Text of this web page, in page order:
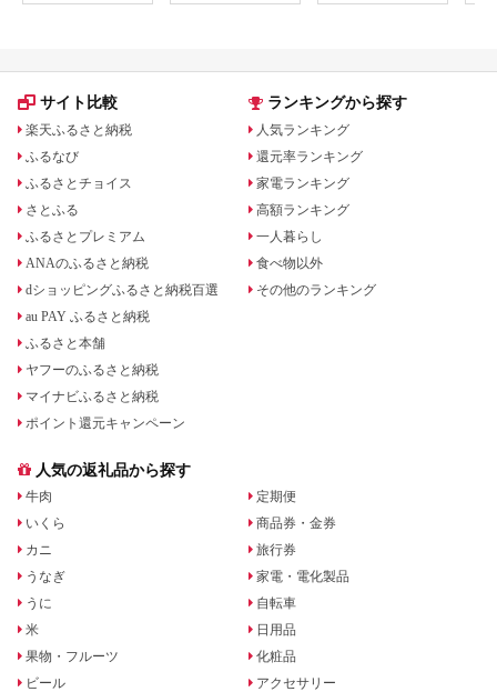
[0800]
ソン クリーブランド
ハイブリッド ウエッ
サイト比較
楽天ふるさと納税
ふるなび
ふるさとチョイス
さとふる
ふるさとプレミアム
ANAのふるさと納税
dショッピングふるさと納税百選
au PAY ふるさと納税
ふるさと本舗
ヤフーのふるさと納税
マイナビふるさと納税
ポイント還元キャンペーン
ランキングから探す
人気ランキング
還元率ランキング
家電ランキング
高額ランキング
一人暮らし
食べ物以外
その他のランキング
人気の返礼品から探す
牛肉
いくら
カニ
うなぎ
うに
米
果物・フルーツ
ビール
定期便
商品券・金券
旅行券
家電・電化製品
自転車
日用品
化粧品
アクセサリー